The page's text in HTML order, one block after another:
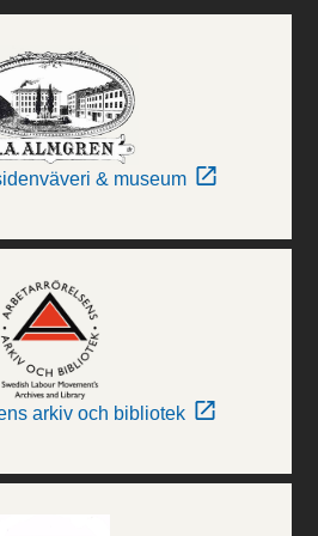
& museum
arkiv och bibliotek